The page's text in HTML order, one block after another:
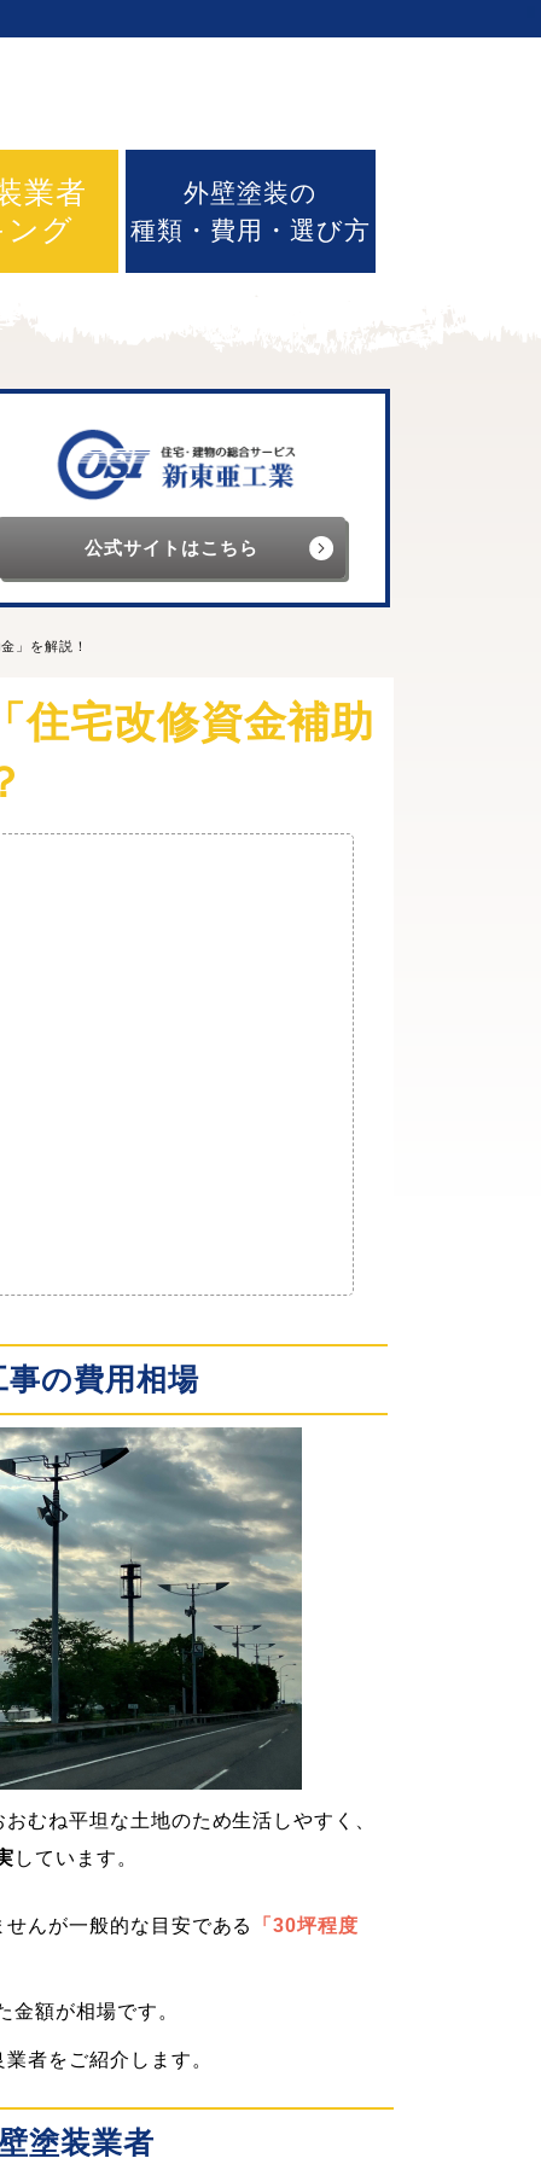
業者
ング
外壁塗装の
種類・費用・選び方
公式サイトはこちら
」を解説！
住宅改修資金補助
の費用相場
むね平坦な土地のため生活しやすく、
しています。
んが一般的な目安である 「30坪程度
額が相場です。
者をご紹介します。
塗装業者